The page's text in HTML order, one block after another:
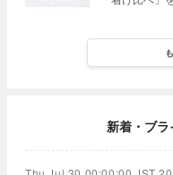
新着・ブ